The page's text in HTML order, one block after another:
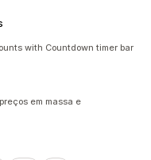
with Countdown timer bar
em massa e